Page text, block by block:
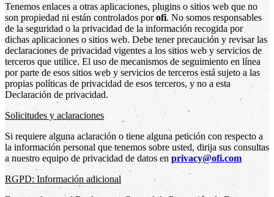
Tenemos enlaces a otras aplicaciones, plugins o sitios web que no
son propiedad ni están controlados porofi. No somos responsables
de la seguridad o la privacidad de la información recogida por
dichas aplicaciones o sitios web. Debe tener precaución y revisar las
declaraciones de privacidad vigentes a los sitios web y servicios de
terceros que utilice. El uso de mecanismos de seguimiento en línea
por parte de esos sitios web y servicios de terceros está sujeto a las
propias políticas de privacidad de esos terceros, y no a esta
Declaración de privacidad.
Solicitudes y aclaraciones
Si requiere alguna aclaración o tiene alguna petición con respecto a
la información personal que tenemos sobre usted, dirija sus consultas
a nuestro equipo de privacidad de datos en privacy@ofi.com
RGPD: Información adicional